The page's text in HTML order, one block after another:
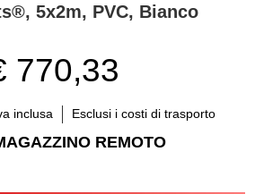
5x2m, PVC, Bianco
770,33
inclusa Esclusi i costi di trasporto
REMOTO